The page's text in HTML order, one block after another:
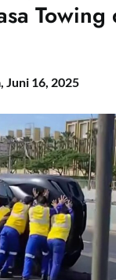
Juni 16, 2025